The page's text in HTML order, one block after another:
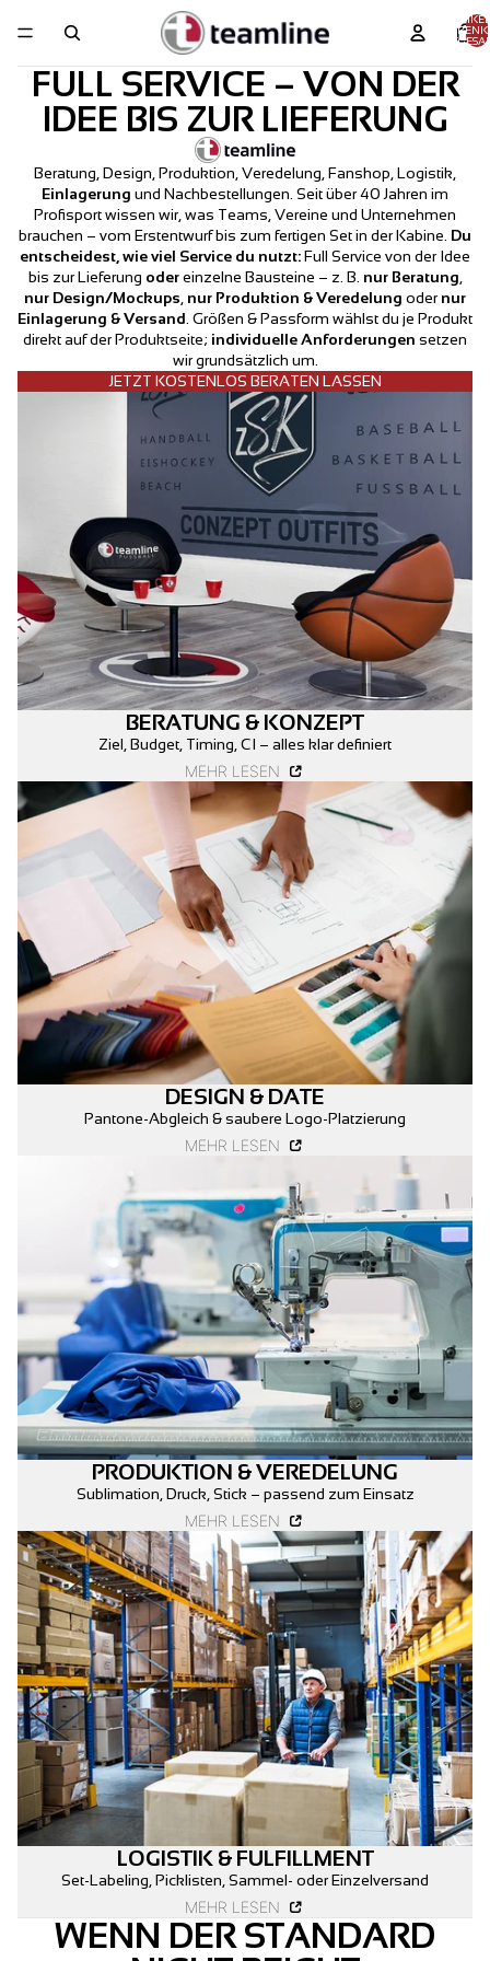
FULL SERVICE – VON DER
IDEE BIS ZUR LIEFERUNG
Beratung, Design, Produktion, Veredelung, Fanshop, Logistik,
Einlagerung und Nachbestellungen. Seit über 40 Jahren im
Profisport wissen wir, was Teams, Vereine und Unternehmen
brauchen – vom Erstentwurf bis zum fertigen Set in der Kabine. Du
entscheidest, wie viel Service du nutzt:Full Service von der Idee
bis zur Lieferung odereinzelne Bausteine – z. B. nur Beratung
nur Design/Mockups nur Produktion & Veredelung odernur
Einlagerung & Versand . Größen & Passform wählst du je Produkt
direkt auf der Produktseite; individuelle Anforderungen setzen
wir grundsätzlich um.
JETZT KOSTENLOS BERATEN LASSEN
BERATUNG & KONZEPT
Ziel, Budget, Timing, CI – alles klar definiert
MEHR LESEN
DESIGN & DATE
Pantone-Abgleich & saubere Logo-Platzierung
MEHR LESEN
PRODUKTION & VEREDELUNG
Sublimation, Druck, Stick – passend zum Einsatz
MEHR LESEN
LOGISTIK & FULFILLMENT
Set-Labeling, Picklisten, Sammel- oder Einzelversand
MEHR LESEN
WENN DER STANDARD